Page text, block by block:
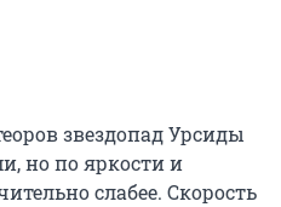
звездопад Урсиды
но по яркости и
слабее. Скорость